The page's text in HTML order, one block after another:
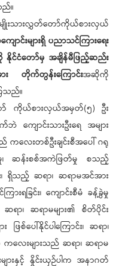
။
သားလွှတ်တော်ကိုယ်စားလှယ်
ောင်းများရှိ ပညာသင်ကြားရေး
နိုင်ငံတော်မှ အချိန်မီဖြည့်ဆည်း
ား တိုက်တွန်းကြောင်းအဆိုကို
သည်။
ာ် ကိုယ်စားလှယ်အမှတ်(၅) ဦး
ျောင်းသားဦးရေ အများ
ကလေးတစ်ဦးချင်းစီအပေါ် ဂရု
ဆန်းစစ်အကဲဖြတ်မှု စသည့်
၊ ရှိသည့် ဆရာ၊ ဆရာမအင်အား
ရခြင်း၊ ကျောင်းစီမံ ခန့်ခွဲမှု
ဆရာ၊ ဆရာမများ၏ စိတ်ပိုင်း
ြစ်ပေါ်နိုင်ပါကြောင်း၊ ဆရာ၊
ေးများသည် ဆရာ၊ ဆရာမ
းနှင့် နှိုင်းယှဉ်ပါက အနာဂတ်